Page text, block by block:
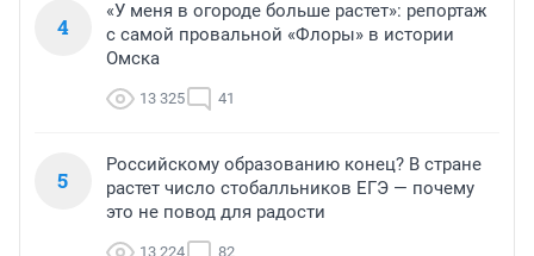
4
«У меня в огороде больше растет»: репортаж
с самой провальной «Флоры» в истории
Омска
13 325 41
5
Российскому образованию конец? В стране
растет число стобалльников ЕГЭ — почему
это не повод для радости
13 224 82